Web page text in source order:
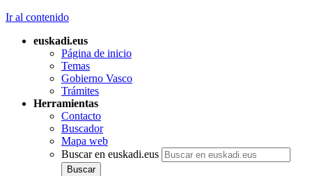
Ir al contenido
euskadi.eus
Página de inicio
Temas
Gobierno Vasco
Trámites
Herramientas
Contacto
Buscador
Mapa web
Buscar en euskadi.eus